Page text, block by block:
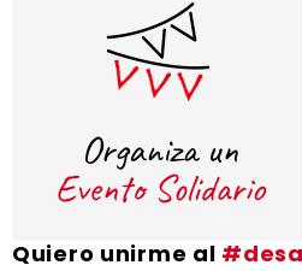
Quiero unirme al